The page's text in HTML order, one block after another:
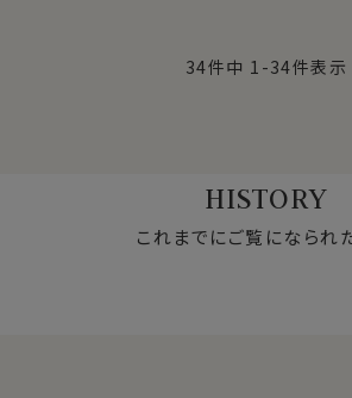
34件中 1 -34件表示
HISTORY
これまでにご覧になられ